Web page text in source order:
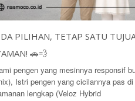
PILIHAN, TETAP SATU
🚗💨
pengen yang mesinnya responsif
Istri pengen yang cicilannya pas
lengkap (Veloz Hybrid